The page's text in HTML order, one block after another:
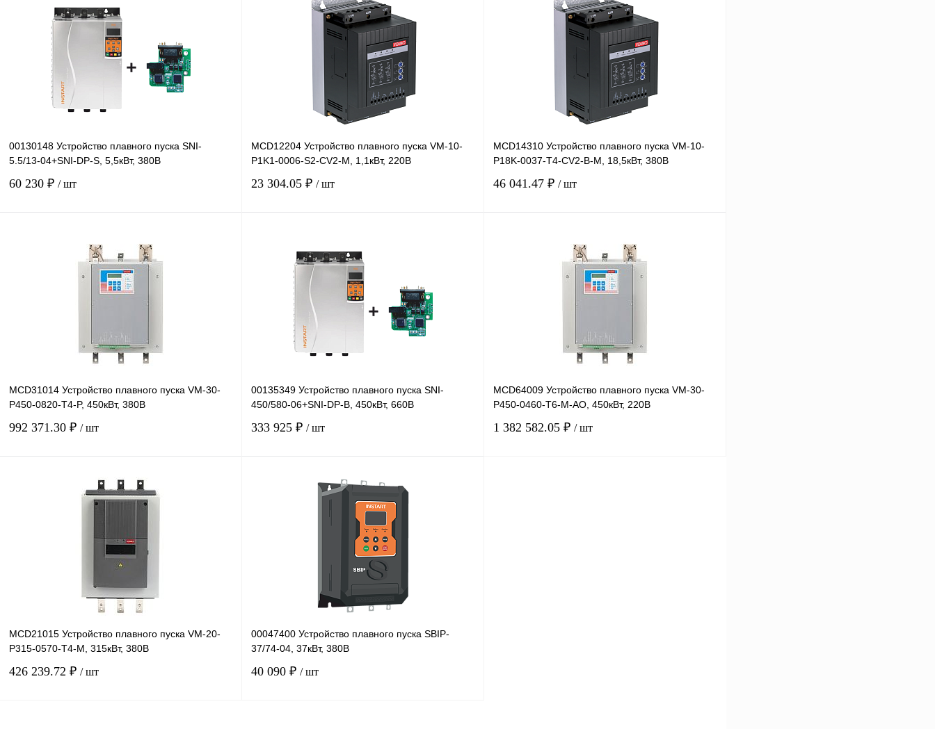
00130148 Устройство плавного пуска SNI-
5.5/13-04+SNI-DP-S, 5,5кВт, 380В
60 230 ₽ / шт
Купить в 1 клик Сравнение
Под заказ
MCD12204 Устройство плавного пуска VM-10-
P1K1-0006-S2-CV2-M, 1,1кВт, 220В
23 304.05 ₽ / шт
Купить в 1 клик
В избранное Под заказ
MCD14310 Устройство плавного пуска VM-10-
P18K-0037-T4-CV2-B-M, 18,5кВт, 380В
46 041.47 ₽ / шт
Купить в 1 клик Сравнение
Под заказ
MCD31014 Устройство плавного пуска VM-30-
P450-0820-T4-P, 450кВт, 380В
992 371.30 ₽ / шт
В корзину
Под заказ
00135349 Устройство плавного пуска SNI-
450/580-06+SNI-DP-B, 450кВт, 660В
333 925 ₽ / шт
В корзину
Сравнение
Под заказ
MCD64009 Устройство плавного пуска VM-30-
P450-0460-T6-M-AO, 450кВт, 220В
1 382 582.05 ₽ / шт
MCD21015 Устройство плавного пуска VM-20-
P315-0570-T4-M, 315кВт, 380В
426 239.72 ₽ / шт
00047400 Устройство плавного пуска SBIP-
37/74-04, 37кВт, 380В
40 090 ₽ / шт